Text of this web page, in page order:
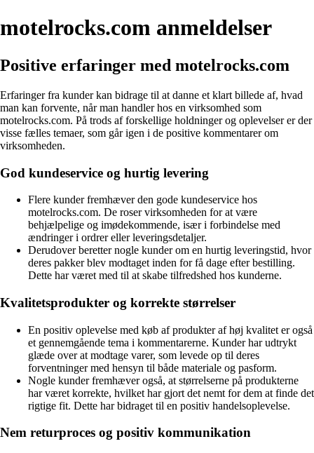
motelrocks.com anmeldelser
Positive erfaringer med motelrocks.com
Erfaringer fra kunder kan bidrage til at danne et klart billede af, hvad
man kan forvente, når man handler hos en virksomhed som
motelrocks.com. På trods af forskellige holdninger og oplevelser er der
visse fælles temaer, som går igen i de positive kommentarer om
virksomheden.
God kundeservice og hurtig levering
Flere kunder fremhæver den gode kundeservice hos
motelrocks.com. De roser virksomheden for at være
behjælpelige og imødekommende, især i forbindelse med
ændringer i ordrer eller leveringsdetaljer.
Derudover beretter nogle kunder om en hurtig leveringstid, hvor
deres pakker blev modtaget inden for få dage efter bestilling.
Dette har været med til at skabe tilfredshed hos kunderne.
Kvalitetsprodukter og korrekte størrelser
En positiv oplevelse med køb af produkter af høj kvalitet er også
et gennemgående tema i kommentarerne. Kunder har udtrykt
glæde over at modtage varer, som levede op til deres
forventninger med hensyn til både materiale og pasform.
Nogle kunder fremhæver også, at størrelserne på produkterne
har været korrekte, hvilket har gjort det nemt for dem at finde det
rigtige fit. Dette har bidraget til en positiv handelsoplevelse.
Nem returproces og positiv kommunikation